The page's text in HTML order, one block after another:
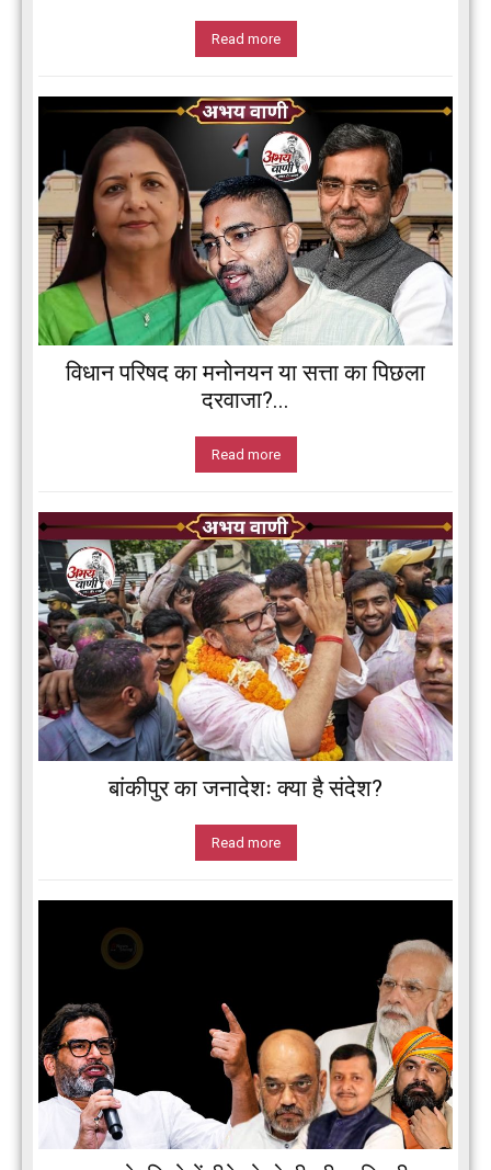
Read more
विधान परिषद का मनोनयन या सत्ता का पिछला
दरवाजा?...
Read more
बांकीपुर का जनादेशः क्या है संदेश?
Read more